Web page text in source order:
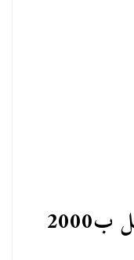
وهو أنك تستثمر التعليم تدخل ب2000